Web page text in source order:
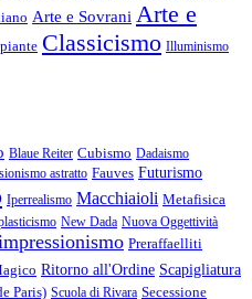
Arte e Sovrani Arte e
Classicismo Illuminismo
Blaue Reiter Cubismo Dadaismo
astratto Fauves Futurismo
Iperrealismo Macchiaioli Metafisica
New Dada Nuova Oggettività
Preraffaelliti
Ritorno all'Ordine Scapigliatura
Paris) Scuola di Rivara Secessione